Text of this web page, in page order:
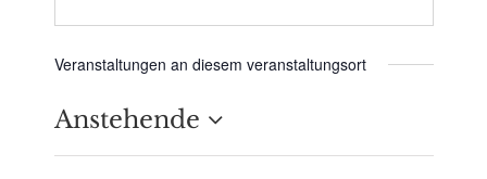
Veranstaltungen an diesem veranstaltungsort
Anstehende
Datum